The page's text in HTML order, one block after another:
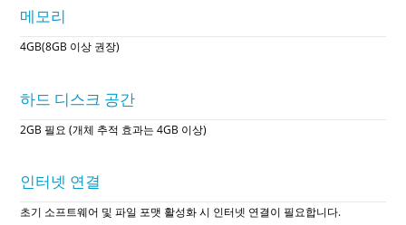
메모리
4GB(8GB 이상 권장)
하드 디스크 공간
2GB 필요 (개체 추적 효과는 4GB 이상)
인터넷 연결
초기 소프트웨어 및 파일 포맷 활성화 시 인터넷 연결이 필요합니다.